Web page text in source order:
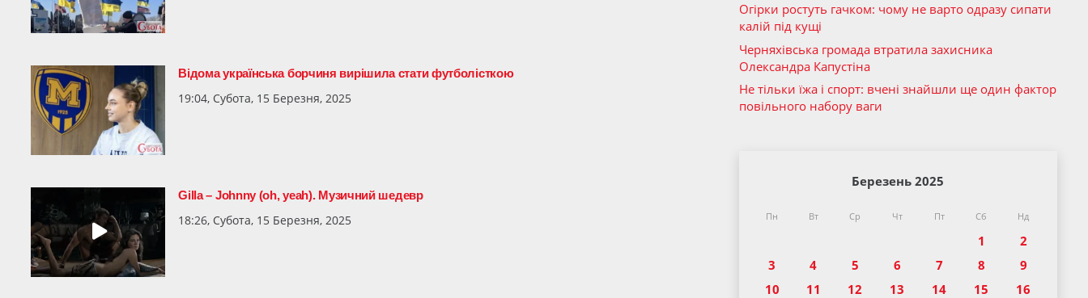
Відома українська борчиня вирішила стати футболісткою
19:04, Субота, 15 Березня, 2025
Gilla – Johnny (oh, yeah). Музичний шедевр
18:26, Субота, 15 Березня, 2025
Огірки ростуть гачком: чому не варто одразу сипати
калій під кущі
Черняхівська громада втратила захисника
Олександра Капустіна
Не тільки їжа і спорт: вчені знайшли ще один фактор
повільного набору ваги
Березень 2025
Пн Вт Ср Чт Пт Сб Нд
1
2
3
4 5 6 7 8
9
10
11 12 13 14 15
16